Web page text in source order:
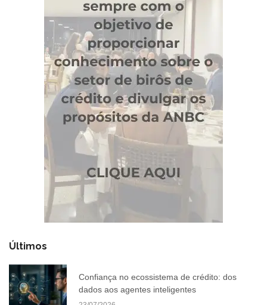
Últimos
Confiança no ecossistema de crédito: dos
dados aos agentes inteligentes